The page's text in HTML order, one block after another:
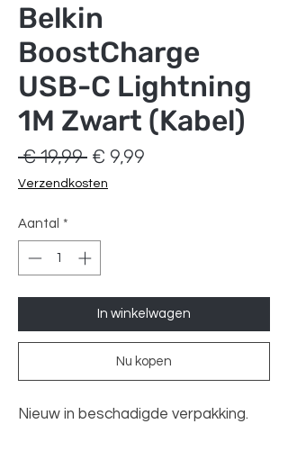
Belkin
BoostCharge
USB-C Lightning
1M Zwart (Kabel)
€ 19,99 Normale
prijs
€ 9,99
Verzendkosten
Aantal *
In winkelwagen
Nu kopen
Nieuw in beschadigde verpakking.